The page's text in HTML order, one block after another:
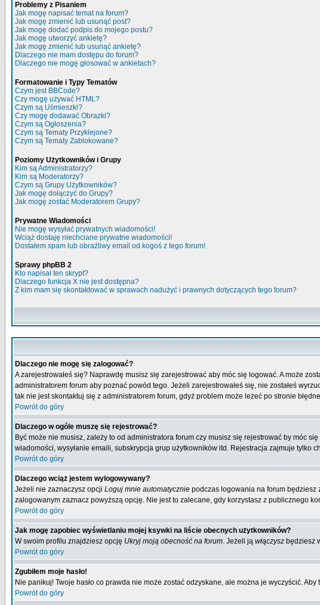
Problemy z Pisaniem
Jak mogę napisać temat na forum?
Jak mogę zmienić lub usunąć post?
Jak mogę dodać podpis do mojego postu?
Jak mogę utworzyć ankietę?
Jak mogę zmienić lub usunąć ankietę?
Dlaczego nie mam dostępu do forum?
Dlaczego nie mogę głosować w ankietach?
Formatowanie i Typy Tematów
Czym jest BBCode?
Czy mogę używać HTML?
Czym są Uśmieszki?
Czy mogę dodawać Obrazki?
Czym są Ogłoszenia?
Czym są Tematy Przyklejone?
Czym są Tematy Zablokowane?
Poziomy Użytkowników i Grupy
Kim są Administratorzy?
Kim są Moderatorzy?
Czym są Grupy Użytkowników?
Jak mogę dołączyć do Grupy?
Jak mogę zostać Moderatorem Grupy?
Prywatne Wiadomości
Nie mogę wysyłać prywatnych wiadomości!
Wciąż dostaję niechciane prywatne wiadomości!
Dostałem spam lub obraźliwy email od kogoś z tego forum!
Sprawy phpBB 2
Kto napisał ten skrypt?
Dlaczego funkcja X nie jest dostępna?
Z kim mam się skontaktować w sprawach nadużyć i prawnych dotyczących tego forum?
Dlaczego nie mogę się zalogować?
A zarejestrowałeś się? Naprawdę musisz się zarejestrować aby móc się logować. A może
administratorem forum aby poznać powód tego. Jeżeli zarejestrowałeś się, nie zostałeś
tak nie jest skontaktuj się z administratorem forum, gdyż problem może leżeć po stronie
Powrót do góry
Dlaczego w ogóle muszę się rejestrować?
Być może nie musisz, zależy to od administratora forum czy musisz się rejestrować by móc
wiadomości, wysyłanie emaili, subskrypcja grup użytkowników itd. Rejestracja zajmuje tylko
Powrót do góry
Dlaczego wciąż jestem wylogowywany?
Jeżeli nie zaznaczysz opcji Loguj mnie automatycznie podczas logowania na forum będziesz
zalogowanym zaznacz powyższą opcję. Nie jest to zalecane, gdy korzystasz z publicznego
Powrót do góry
Jak mogę zapobiec wyświetlaniu mojej ksywki na liście obecnych użytkowników?
W swoim profilu znajdziesz opcję Ukryj moją obecność na forum. Jeżeli ją włączysz będziesz
Powrót do góry
Zgubiłem moje hasło!
Nie panikuj! Twoje hasło co prawda nie może zostać odzyskane, ale można je wyczyścić.
Powrót do góry